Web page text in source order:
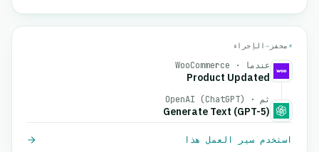
⚡ محفز →الإجراء
عندما · WooCommerce
Product Updated
ثم · OpenAI (ChatGPT)
Generate Text (GPT-5)
استخدم سير العمل هذا